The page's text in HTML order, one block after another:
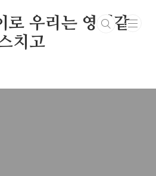
로 우리는 영원같
치고